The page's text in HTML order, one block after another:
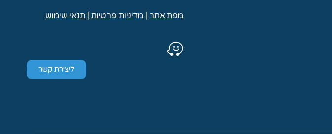
מפת אתר | מדיניות פרטיות| תנאי שימוש
ליצירת קשר